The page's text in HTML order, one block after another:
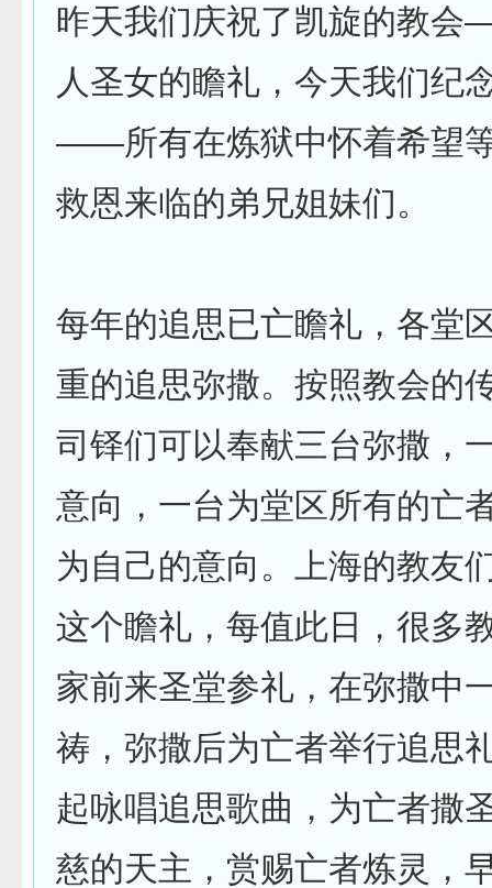
昨天我们庆祝了凯旋的教
人圣女的瞻礼，今天我们纪
——所有在炼狱中怀着希望
救恩来临的弟兄姐妹们。
每年的追思已亡瞻礼，各堂
重的追思弥撒。按照教会的
司铎们可以奉献三台弥撒，
意向，一台为堂区所有的亡
为自己的意向。上海的教友
这个瞻礼，每值此日，很多
家前来圣堂参礼，在弥撒中
祷，弥撒后为亡者举行追思
起咏唱追思歌曲，为亡者撒
慈的天主，赏赐亡者炼灵，